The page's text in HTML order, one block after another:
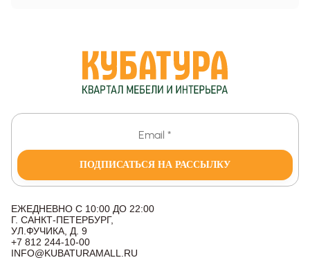
ПОДПИСАТЬСЯ НА РАССЫЛКУ
ЕЖЕДНЕВНО С 10:00 ДО 22:00
Г. САНКТ-ПЕТЕРБУРГ,
УЛ.ФУЧИКА, Д. 9
+7 812 244-10-00
INFO@KUBATURAMALL.RU